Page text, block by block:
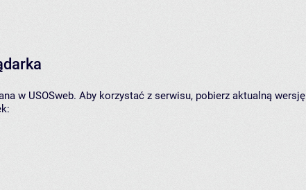
w USOSweb. Aby korzystać z serwisu, pobierz aktualną wersję